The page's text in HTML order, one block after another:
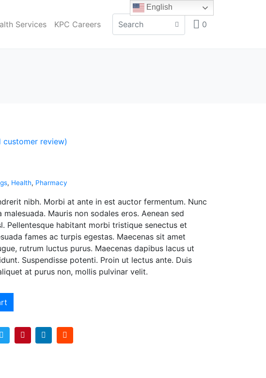
Services KPC Careers 0
customer review)
, Health, Pharmacy
nibh. Morbi at ante in est auctor fermentum. Nunc
Mauris non sodales eros. Aenean sed
Pellentesque habitant morbi tristique senectus et
fames ac turpis egestas. Maecenas sit amet
rutrum luctus purus. Maecenas dapibus lacus ut
Suspendisse potenti. Proin ut lectus ante. Duis
at purus non, mollis pulvinar velit.
English